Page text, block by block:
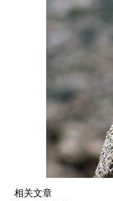
相关文章